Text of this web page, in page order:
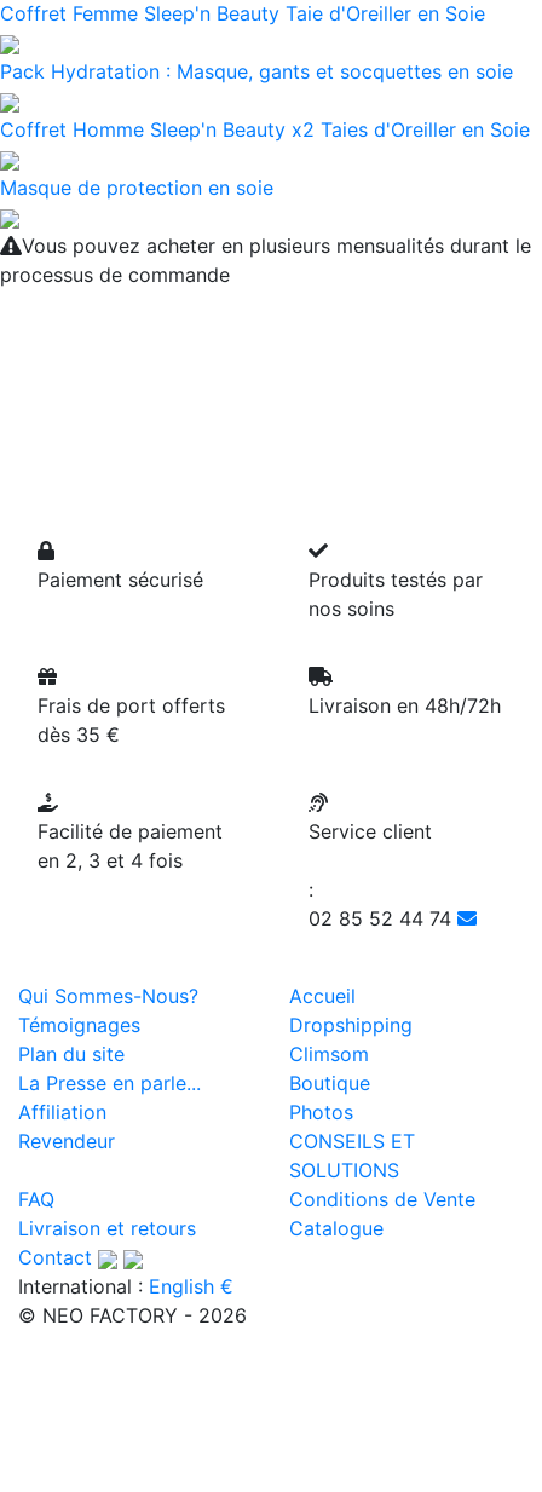
Coffret Femme Sleep'n Beauty Taie d'Oreiller en Soie
Pack Hydratation : Masque, gants et socquettes en soie
Coffret Homme Sleep'n Beauty x2 Taies d'Oreiller en Soie
Masque de protection en soie
Vous pouvez acheter en plusieurs mensualités durant le
processus de commande
Paiement sécurisé
Produits testés par
nos soins
Frais de port offerts
dès 35 €
Livraison en 48h/72h
Facilité de paiement
en 2, 3 et 4 fois
Service client
:
02 85 52 44 74
Qui Sommes-Nous?
Accueil
Témoignages
Dropshipping
Plan du site
Climsom
La Presse en parle...
Boutique
Affiliation
Photos
Revendeur
CONSEILS ET
SOLUTIONS
FAQ
Conditions de Vente
Livraison et retours
Catalogue
Contact
International : English €
© NEO FACTORY - 2026